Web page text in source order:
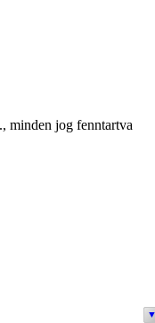
minden jog fenntartva